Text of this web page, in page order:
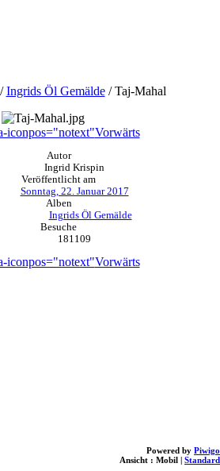
Ingrids Öl Gemälde/Taj-Mahal
iconpos="notext"Vorwärts
Autor
Ingrid Krispin
Veröffentlicht am
Sonntag, 22. Januar 2017
Alben
Ingrids Öl Gemälde
Besuche
181109
iconpos="notext"Vorwärts
Powered by Piwigo
Ansicht : Mobil | Standard